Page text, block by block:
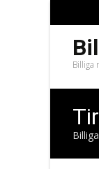
Billiga